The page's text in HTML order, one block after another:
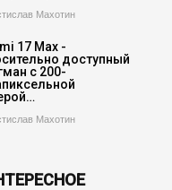
Махотин
17 Max -
доступный
с 200-
Махотин